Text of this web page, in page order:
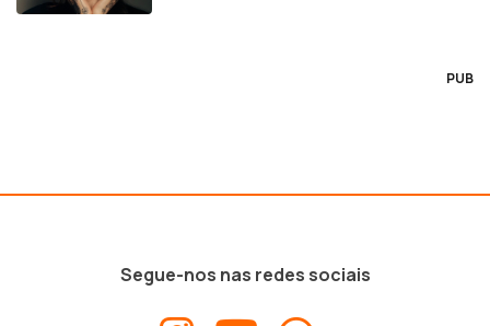
PUB
Segue-nos nas redes sociais